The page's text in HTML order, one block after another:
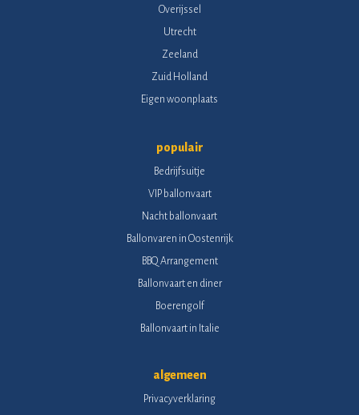
Overijssel
Utrecht
Zeeland
Zuid Holland
Eigen woonplaats
populair
Bedrijfsuitje
VIP ballonvaart
Nacht ballonvaart
Ballonvaren in Oostenrijk
BBQ Arrangement
Ballonvaart en diner
Boerengolf
Ballonvaart in Italie
algemeen
Privacyverklaring